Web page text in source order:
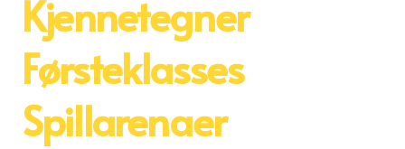
Kjennetegner
Førsteklasses
Spillarenaer